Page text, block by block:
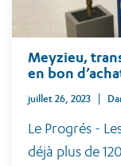
Meyzieu,
en bon
juillet 26, 2023
Le Progrés -
déjà plus de